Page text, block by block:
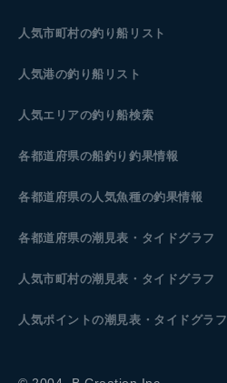
人気市町村の釣り船リスト
人気港の釣り船リスト
人気エリアの釣り船検索
各都道府県の船釣り釣果情報
各都道府県の人気魚種の釣果情報
各都道府県の潮見表 ・タイドグラフ
人気市町村の潮見表・タイドグラフ
人気ポイントの潮見表・タイドグラフ